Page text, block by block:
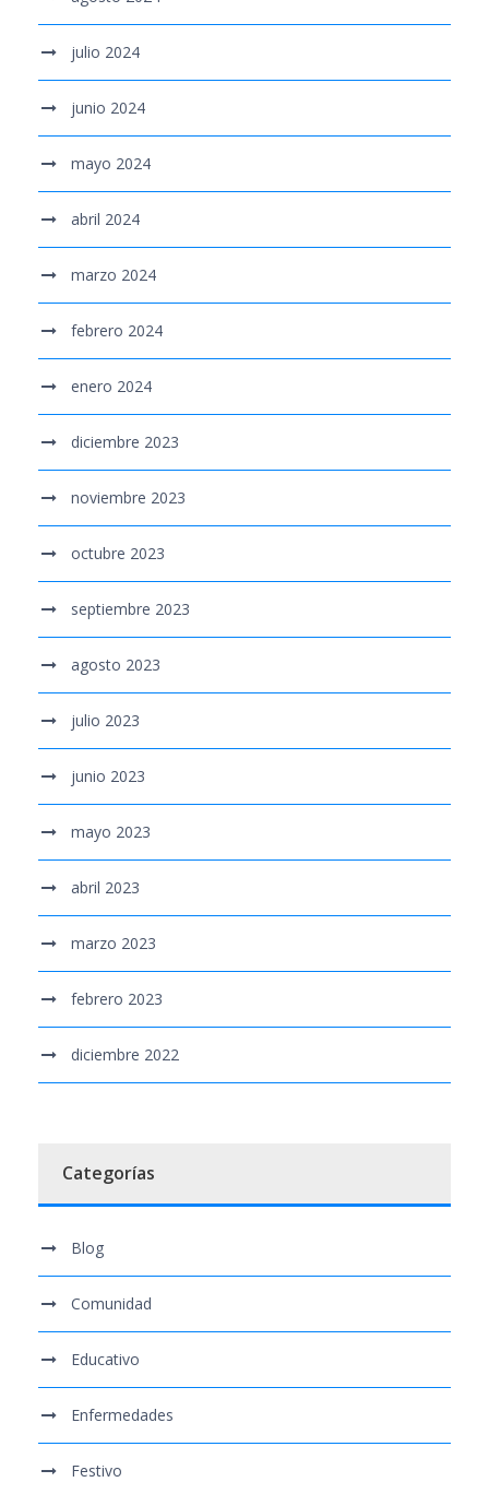
julio 2024
junio 2024
mayo 2024
abril 2024
marzo 2024
febrero 2024
enero 2024
diciembre 2023
noviembre 2023
octubre 2023
septiembre 2023
agosto 2023
julio 2023
junio 2023
mayo 2023
abril 2023
marzo 2023
febrero 2023
diciembre 2022
Categorías
Blog
Comunidad
Educativo
Enfermedades
Festivo